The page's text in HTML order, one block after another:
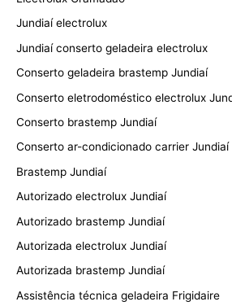
Jundiaí electrolux
Jundiaí conserto geladeira electrolux
Conserto geladeira brastemp Jundiaí
Conserto eletrodoméstico electrolux
Conserto brastemp Jundiaí
Conserto ar-condicionado carrier Jundiaí
Brastemp Jundiaí
Autorizado electrolux Jundiaí
Autorizado brastemp Jundiaí
Autorizada electrolux Jundiaí
Autorizada brastemp Jundiaí
Assistência técnica geladeira Frigidaire